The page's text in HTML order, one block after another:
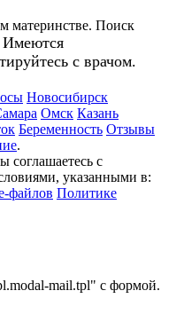
материнстве. Поиск
Имеются
с врачом.
Новосибирск
Омск Казань
Беременность Отзывы
.
соглашаетесь с
указанными в:
файлов Политике
mail.tpl" с формой.